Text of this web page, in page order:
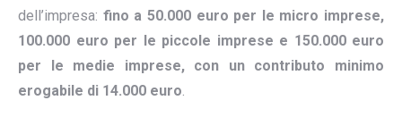
dell’impresa: fino a 50.000 euro per le micro imprese,
100.000 euro per le piccole imprese e 150.000 euro
per le medie imprese, con un contributo minimo
erogabile di 14.000 euro.